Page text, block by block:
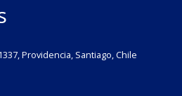
Providencia, Santiago, Chile